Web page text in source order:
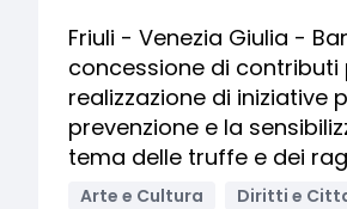
Friuli - Venezia Giulia -
concessione di contributi
realizzazione di iniziative
prevenzione e la
tema delle truffe e dei
Arte e Cultura
Diritti e